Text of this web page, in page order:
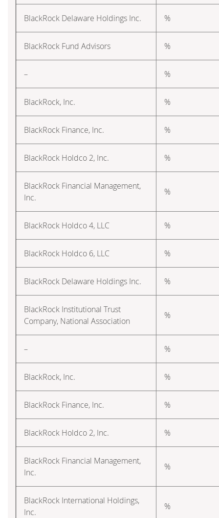
BlackRock Delaware Holdings Inc. %
BlackRock Fund Advisors %
– %
BlackRock, Inc. %
BlackRock Finance, Inc. %
BlackRock Holdco 2, Inc. %
BlackRock Financial Management,
Inc.
%
BlackRock Holdco 4, LLC %
BlackRock Holdco 6, LLC %
BlackRock Delaware Holdings Inc. %
BlackRock Institutional Trust
Company, National Association
%
– %
BlackRock, Inc. %
BlackRock Finance, Inc. %
BlackRock Holdco 2, Inc. %
BlackRock Financial Management,
Inc.
%
BlackRock International Holdings,
Inc.
%